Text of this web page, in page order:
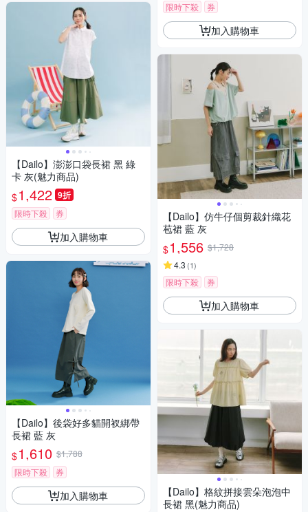
【Dailo】澎澎口袋長裙 黑 綠
卡 灰(魅力商品)
$1,422 9折
限時下殺 券
加入購物車
【Dailo】後袋好多貓開衩綁帶
長裙 藍 灰
$1,610 $1,788
限時下殺
券
加入購物車
限時下殺
券
加入購物車
【Dailo】仿牛仔個剪裁針織花
苞裙 藍 灰
$1,556 $1,728
4.3 (1)
限時下殺 券
加入購物車
【Dailo】格紋拼接雲朵泡泡中
長裙 黑(魅力商品)